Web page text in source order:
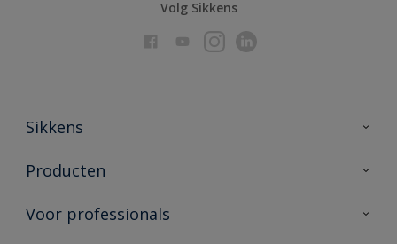
Volg Sikkens
Sikkens
Over Sikkens
Duurzaamheid
Producten
Producten voor binnen
Voor professionals